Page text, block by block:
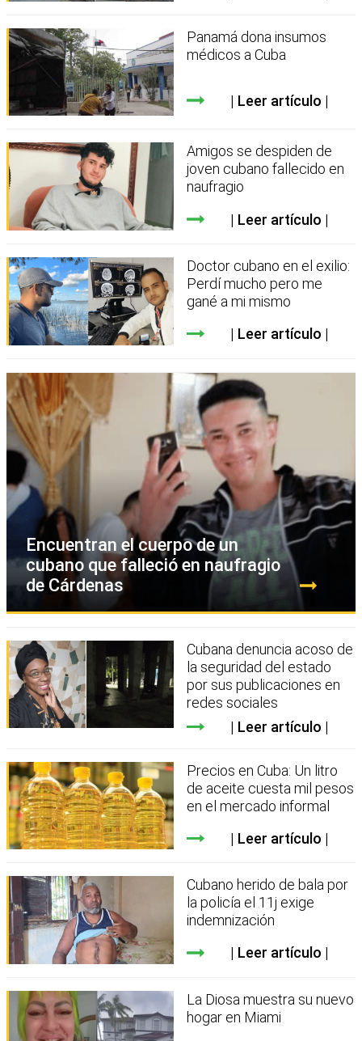
Panamá dona insumos
médicos a Cuba
Leer artículo
Amigos se despiden de
joven cubano fallecido en
naufragio
Leer artículo
Doctor cubano en el exilio:
Perdí mucho pero me
gané a mi mismo
Leer artículo
Encuentran el cuerpo de un
cubano que falleció en naufragio
de Cárdenas
Cubana denuncia acoso de
la seguridad del estado
por sus publicaciones en
redes sociales
Leer artículo
Precios en Cuba: Un litro
de aceite cuesta mil pesos
en el mercado informal
Leer artículo
Cubano herido de bala por
la policía el 11j exige
indemnización
Leer artículo
La Diosa muestra su nuevo
hogar en Miami